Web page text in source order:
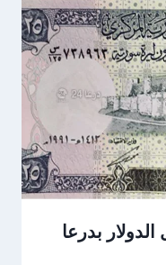
بدرعا